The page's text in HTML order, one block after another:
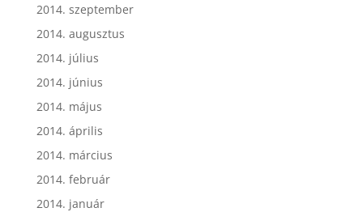
2014. szeptember
2014. augusztus
2014. július
2014. június
2014. május
2014. április
2014. március
2014. február
2014. január